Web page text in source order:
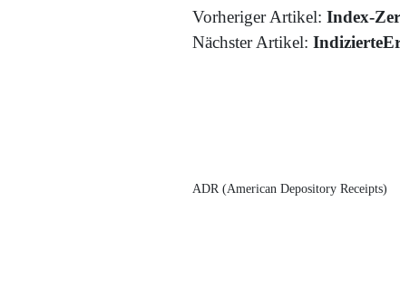
Vorheriger Artikel: Index-
Nächster Artikel:
ADR (American Depository Receipts)